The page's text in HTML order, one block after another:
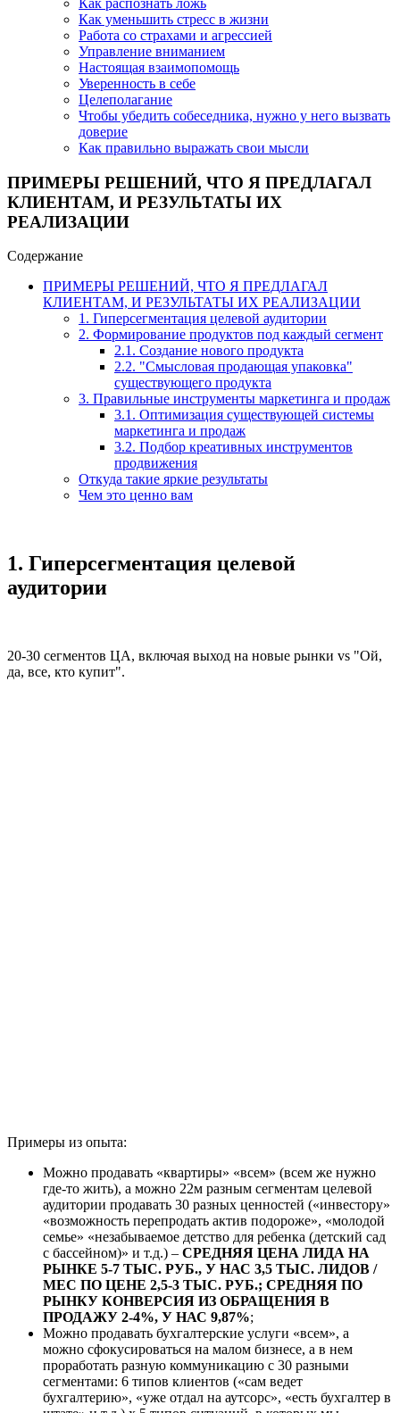
Как распознать ложь
Как уменьшить стресс в жизни
Работа со страхами и агрессией
Управление вниманием
Настоящая взаимопомощь
Уверенность в себе
Целеполагание
Чтобы убедить собеседника, нужно у него вызвать
доверие
Как правильно выражать свои мысли
ПРИМЕРЫ РЕШЕНИЙ, ЧТО Я ПРЕДЛАГАЛ
КЛИЕНТАМ, И РЕЗУЛЬТАТЫ ИХ
РЕАЛИЗАЦИИ
Содержание
ПРИМЕРЫ РЕШЕНИЙ, ЧТО Я ПРЕДЛАГАЛ
КЛИЕНТАМ, И РЕЗУЛЬТАТЫ ИХ РЕАЛИЗАЦИИ
1. Гиперсегментация целевой аудитории
2. Формирование продуктов под каждый сегмент
2.1. Создание нового продукта
2.2. "Смысловая продающая упаковка"
существующего продукта
3. Правильные инструменты маркетинга и продаж
3.1. Оптимизация существующей системы
маркетинга и продаж
3.2. Подбор креативных инструментов
продвижения
Откуда такие яркие результаты
Чем это ценно вам
1. Гиперсегментация целевой
аудитории
20-30 сегментов ЦА, включая выход на новые рынки vs "Ой,
да, все, кто купит".
Примеры из опыта:
Можно продавать «квартиры» «всем» (всем же нужно
где-то жить), а можно 22м разным сегментам целевой
аудитории продавать 30 разных ценностей («инвестору»
«возможность перепродать актив подороже», «молодой
семье» «незабываемое детство для ребенка (детский сад
с бассейном)» и т.д.) – СРЕДНЯЯ ЦЕНА ЛИДА НА
РЫНКЕ 5-7 ТЫС. РУБ., У НАС 3,5 ТЫС. ЛИДОВ /
МЕС ПО ЦЕНЕ 2,5-3 ТЫС. РУБ.; СРЕДНЯЯ ПО
РЫНКУ КОНВЕРСИЯ ИЗ ОБРАЩЕНИЯ В
ПРОДАЖУ 2-4%, У НАС 9,87%;
Можно продавать бухгалтерские услуги «всем», а
можно сфокусироваться на малом бизнесе, а в нем
проработать разную коммуникацию с 30 разными
сегментами: 6 типов клиентов («сам ведет
бухгалтерию», «уже отдал на аутсорс», «есть бухгалтер в